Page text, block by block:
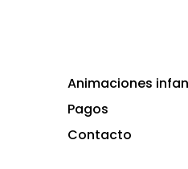
Animaciones
Pagos
Contacto